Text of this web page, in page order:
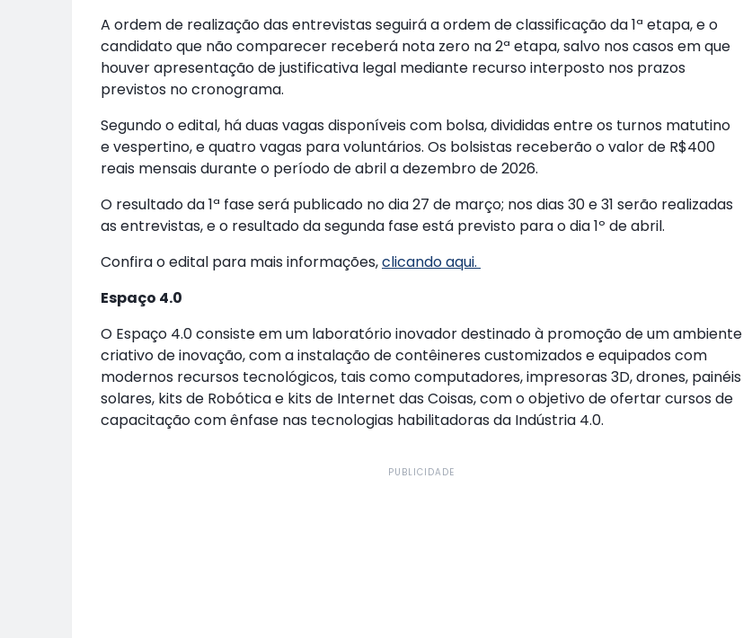
A ordem de realização das entrevistas seguirá a ordem de classificação da 1ª etapa, e o
candidato que não comparecer receberá nota zero na 2ª etapa, salvo nos casos em que
houver apresentação de justificativa legal mediante recurso interposto nos prazos
previstos no cronograma.
Segundo o edital, há duas vagas disponíveis com bolsa, divididas entre os turnos matutino
e vespertino, e quatro vagas para voluntários. Os bolsistas receberão o valor de R$400
reais mensais durante o período de abril a dezembro de 2026.
O resultado da 1ª fase será publicado no dia 27 de março; nos dias 30 e 31 serão realizadas
as entrevistas, e o resultado da segunda fase está previsto para o dia 1º de abril.
Confira o edital para mais informações,clicando aqui.
Espaço 4.0
O Espaço 4.0 consiste em um laboratório inovador destinado à promoção de um ambiente
criativo de inovação, com a instalação de contêineres customizados e equipados com
modernos recursos tecnológicos, tais como computadores, impresoras 3D, drones, painéis
solares, kits de Robótica e kits de Internet das Coisas, com o objetivo de ofertar cursos de
capacitação com ênfase nas tecnologias habilitadoras da Indústria 4.0.
PUBLICIDADE